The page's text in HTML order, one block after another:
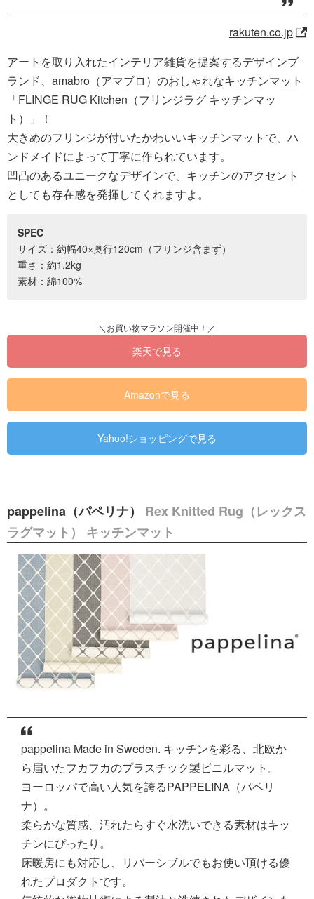
rakuten.co.jp
アートを取り入れたインテリア雑貨を提案するデザインブ
ランド、amabro（アマブロ）のおしゃれなキッチンマット
「FLINGE RUG Kitchen（フリンジラグ キッチンマッ
ト）」！
大きめのフリンジが付いたかわいいキッチンマットで、ハ
ンドメイドによって丁寧に作られています。
凹凸のあるユニークなデザインで、キッチンのアクセント
としても存在感を発揮してくれますよ。
SPEC
サイズ：約幅40×奥行120cm（フリンジ含まず）
重さ：約1.2kg
素材：綿100%
楽天で見る
Amazonで見る
Yahoo!ショッピングで見る
pappelina（パペリナ） Rex Knitted Rug（レックス
ラグマット） キッチンマット
pappelina Made in Sweden. キッチンを彩る、北欧か
ら届いたフカフカのプラスチック製ビニルマット。
ヨーロッパで高い人気を誇るPAPPELINA（パペリ
ナ）。
柔らかな質感、汚れたらすぐ水洗いできる素材はキッ
チンにぴったり。
床暖房にも対応し、リバーシブルでもお使い頂ける優
れたプロダクトです。